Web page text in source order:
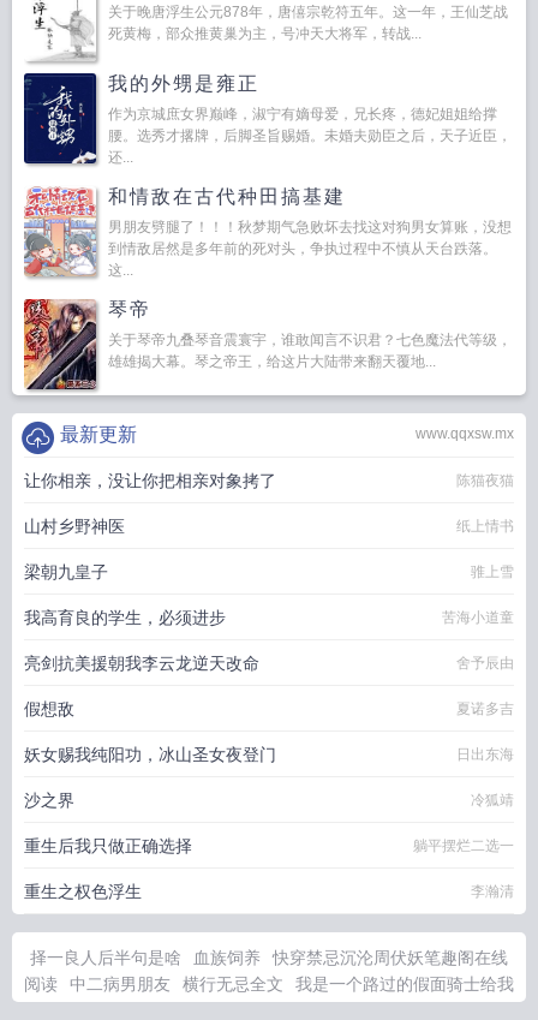
关于晚唐浮生公元878年，唐僖宗乾符五年。这一年，王仙芝战
死黄梅，部众推黄巢为主，号冲天大将军，转战...
我的外甥是雍正
作为京城庶女界巅峰，淑宁有嫡母爱，兄长疼，德妃姐姐给撑
腰。选秀才撂牌，后脚圣旨赐婚。未婚夫勋臣之后，天子近臣，
还...
和情敌在古代种田搞基建
男朋友劈腿了！！！秋梦期气急败坏去找这对狗男女算账，没想
到情敌居然是多年前的死对头，争执过程中不慎从天台跌落。
这...
琴帝
关于琴帝九叠琴音震寰宇，谁敢闻言不识君？七色魔法代等级，
雄雄揭大幕。琴之帝王，给这片大陆带来翻天覆地...
www.qqxsw.mx
最新更新
让你相亲，没让你把相亲对象拷了 陈猫夜猫
山村乡野神医 纸上情书
梁朝九皇子 骓上雪
我高育良的学生，必须进步 苦海小道童
亮剑抗美援朝我李云龙逆天改命 舍予辰由
假想敌 夏诺多吉
妖女赐我纯阳功，冰山圣女夜登门 日出东海
沙之界 冷狐靖
重生后我只做正确选择 躺平摆烂二选一
重生之权色浮生 李瀚清
择一良人后半句是啥 血族饲养
快穿禁忌沉沦周伏妖笔趣阁在线
阅读
中二病男朋友 横行无忌全文
我是一个路过的假面骑士给我